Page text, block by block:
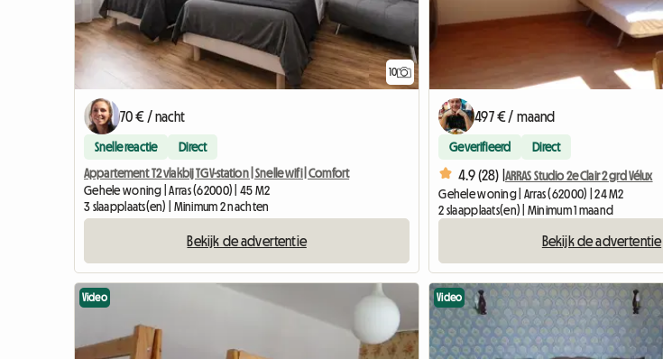
10
70 € / nacht
Snelle reactie Direct
Appartement T2 vlakbij TGV-station | Snelle wifi | Comfort
Gehele woning | Arras (62000) | 45 M2
3 slaapplaats(en) | Minimum 2 nachten
Bekijk de advertentie
497 € / maand
Geverifieerd Direct
4.9 (28) | ARRAS Studio 2e Clair 2 grd Vélux
Gehele woning | Arras (62000) | 24 M2
2 slaapplaats(en) | Minimum 1 maand
Bekijk de advertentie
Video Video